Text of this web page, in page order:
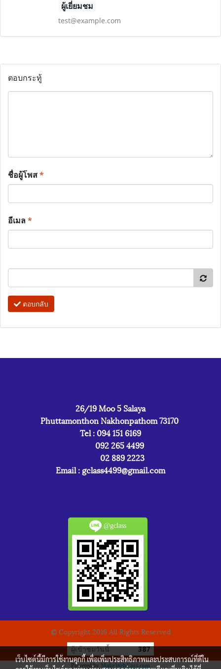
ผู้เยี่ยมชม
test@example.com
ตอบกระทู้
ชื่อผู้โพส*
อีเมล*
ตอบกลับ
26/19 Moo 5 Salaya
Phuttamonthon Nakhonpathom 73170
Tel : 094 151 6169
092 265 4499
02 889 2223
Email : gclass4499@gmail.com
@gclass
© Copyright 2016 All Rights Reserved
ผู้เข้าชมวันนี้ 387
Powered by MakeWebEasy.com
เว็บไซต์นี้มีการใช้งานคุกกี้ เพื่อเพิ่มประสิทธิภาพและประสบการณ์ที่ดีใน